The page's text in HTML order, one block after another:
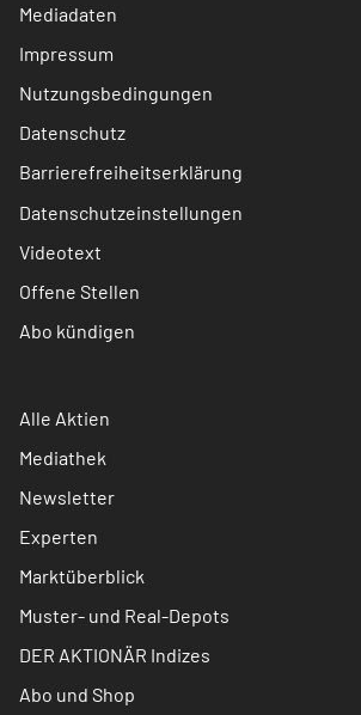
Mediadaten
Impressum
Nutzungsbedingungen
Datenschutz
Barrierefreiheitserklärung
Datenschutzeinstellungen
Videotext
Offene Stellen
Abo kündigen
Alle Aktien
Mediathek
Newsletter
Experten
Marktüberblick
Muster- und Real-Depots
DER AKTIONÄR Indizes
Abo und Shop